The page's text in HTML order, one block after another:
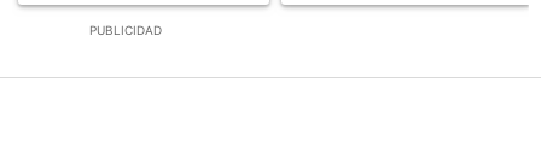
PUBLICIDAD